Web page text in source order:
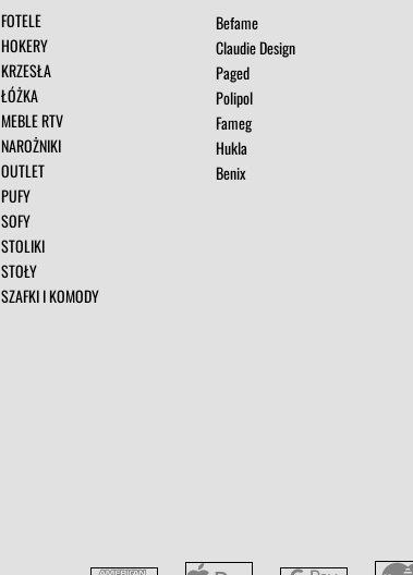
FOTELE
HOKERY
KRZESŁA
ŁÓŻKA
MEBLE RTV
NAROŻNIKI
OUTLET
PUFY
SOFY
STOLIKI
STOŁY
SZAFKI I KOMODY
Befame
Claudie Design
Paged
Polipol
Fameg
Hukla
Benix